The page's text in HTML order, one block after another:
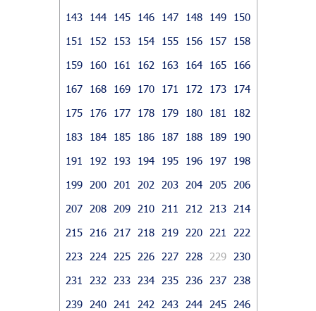
143
144 145 146 147 148 149
150
151
152 153 154 155 156 157
158
159
160 161 162 163 164 165
166
167
168 169 170 171 172 173
174
175
176 177 178 179 180 181
182
183
184 185 186 187 188 189
190
191
192 193 194 195 196 197
198
199
200 201 202 203 204 205
206
207
208 209 210 211 212 213
214
215
216 217 218 219 220 221
222
223
224 225 226 227 228 229
230
231
232 233 234 235 236 237
238
239
240 241 242 243 244 245
246